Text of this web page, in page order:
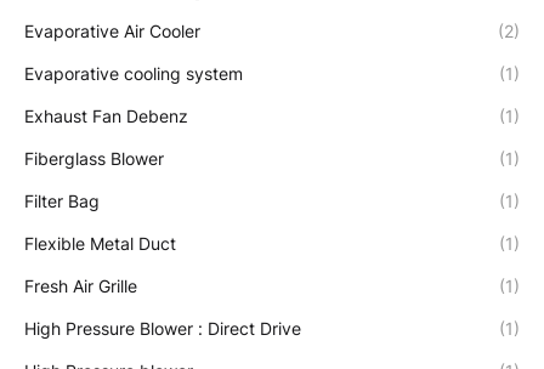
Evaporative Air Cooler (2)
Evaporative cooling system (1)
Exhaust Fan Debenz (1)
Fiberglass Blower (1)
Filter Bag (1)
Flexible Metal Duct (1)
Fresh Air Grille (1)
High Pressure Blower : Direct Drive (1)